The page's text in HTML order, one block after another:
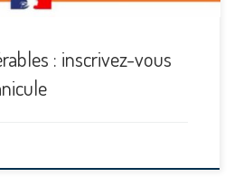
: inscrivez-vous